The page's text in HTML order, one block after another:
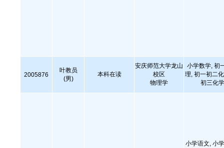
2005876
叶教员
(男)
本科在读
安庆师范大学龙山
校区
物理学
小学数学, 初
理, 初一初二
初三化
小学语文, 小